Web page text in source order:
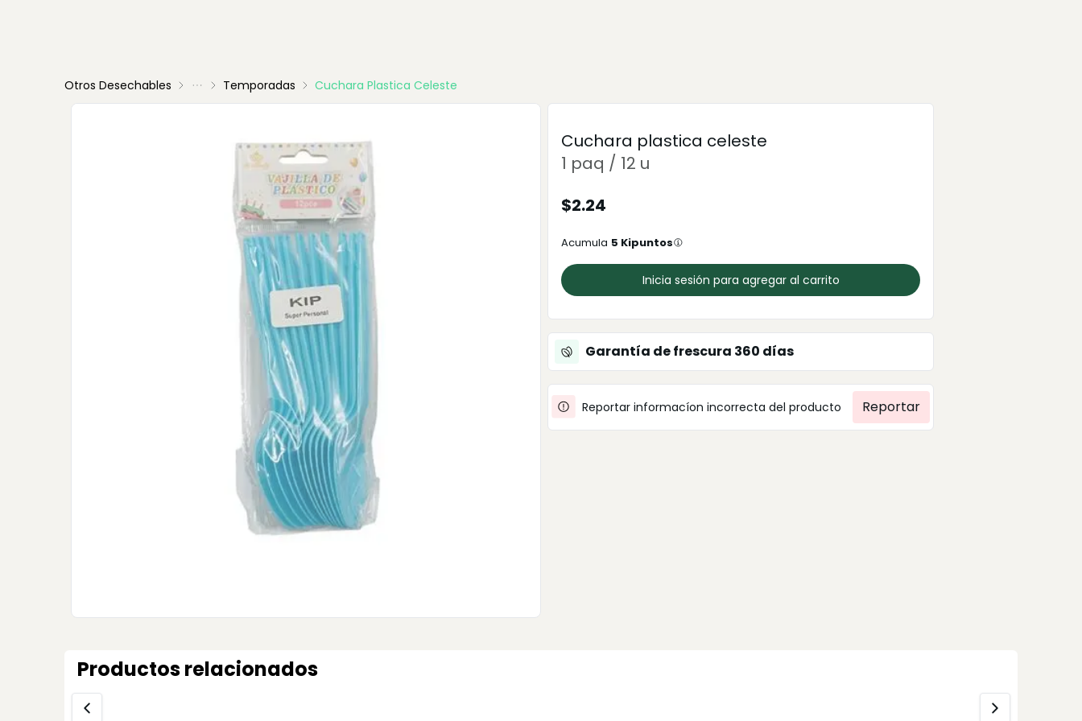
Otros Desechables Temporadas Cuchara Plastica Celeste
Cuchara plastica celeste
1 paq / 12 u
$2.24
Acumula 5 Kipuntos
Inicia sesión para agregar al carrito
Garantía de frescura 360 días
Reportar informacíon incorrecta del producto Reportar
Productos relacionados